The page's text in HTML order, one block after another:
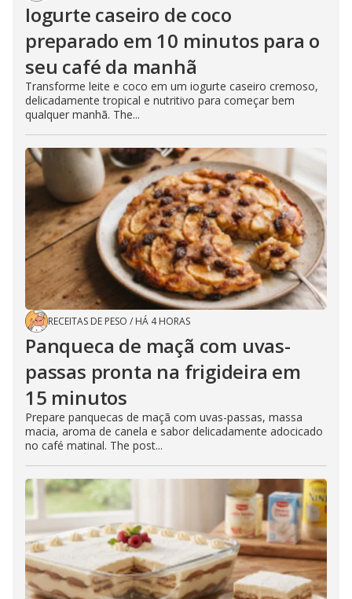
Iogurte caseiro de coco
preparado em 10 minutos para o
seu café da manhã
Transforme leite e coco em um iogurte caseiro cremoso,
delicadamente tropical e nutritivo para começar bem
qualquer manhã. The...
RECEITAS DE PESO / HÁ 4 HORAS
Panqueca de maçã com uvas-
passas pronta na frigideira em
15 minutos
Prepare panquecas de maçã com uvas-passas, massa
macia, aroma de canela e sabor delicadamente adocicado
no café matinal. The post...